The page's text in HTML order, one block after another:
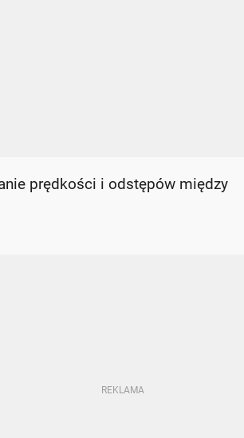
prędkości i odstępów między